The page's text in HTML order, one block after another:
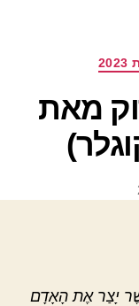
מאת
יָצַר אֶת הָאָדָם